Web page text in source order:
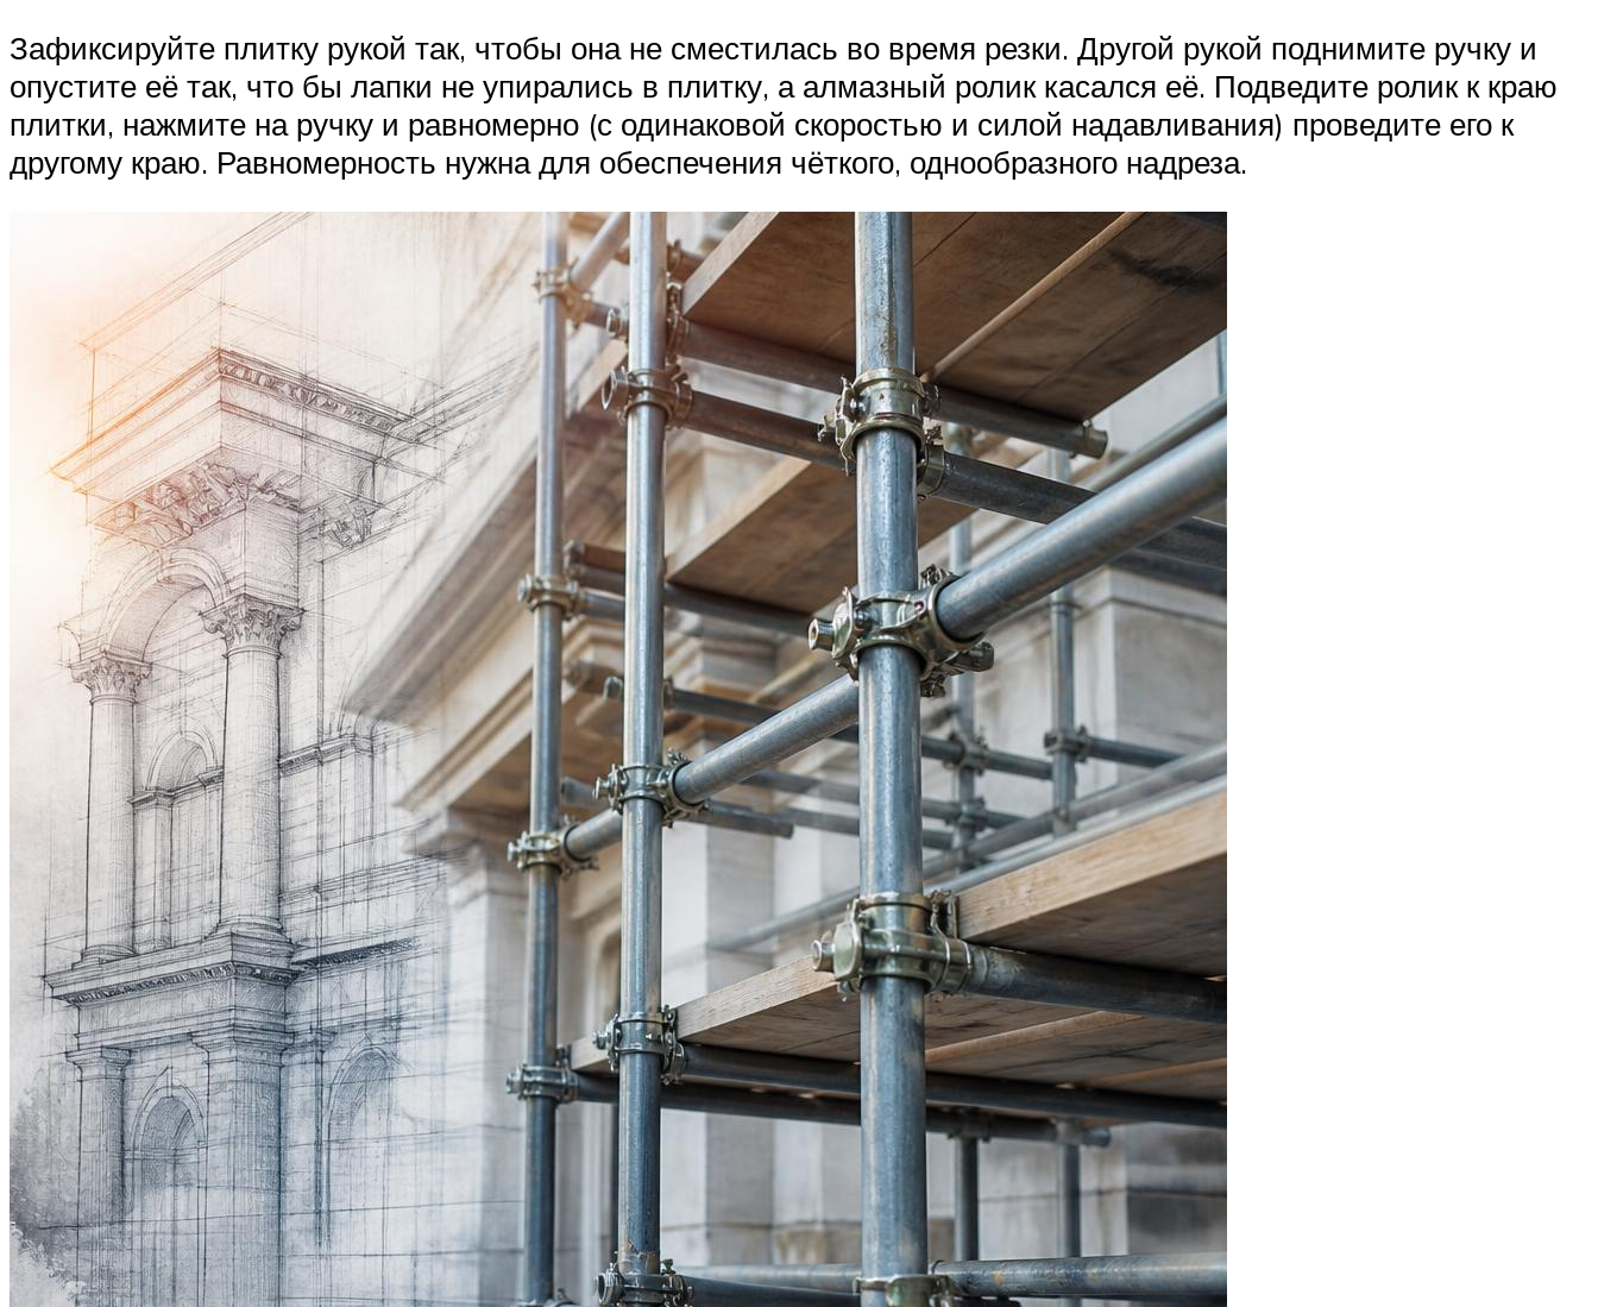
Зафиксируйте плитку рукой так, чтобы она не сместилась во время резки. Другой рукой поднимите ручку и
опустите её так, что бы лапки не упирались в плитку, а алмазный ролик касался её. Подведите ролик к краю
плитки, нажмите на ручку и равномерно (с одинаковой скоростью и силой надавливания) проведите его к
другому краю. Равномерность нужна для обеспечения чёткого, однообразного надреза.